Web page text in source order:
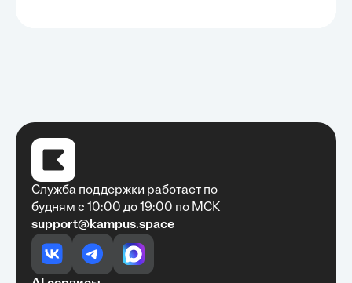
Очень быстро, недорого, качественно,
доступно
Алексей Антонов•27 мая, 2025
Обучение с Кампус Хаб — очень экономит
Служба поддержки работает по
будням с 10:00 до 19:00 по МСК
support@kampus.space